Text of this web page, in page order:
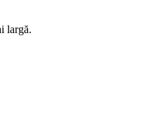
largă.